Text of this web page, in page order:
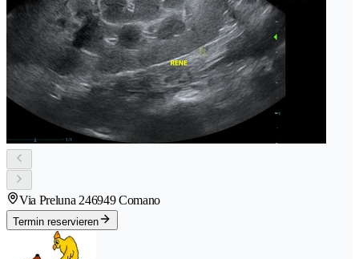
Via Preluna 246949 Comano
Termin reservieren